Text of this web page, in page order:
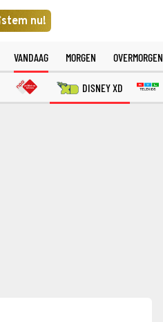
stem nu!
VANDAAG MORGEN OVERMORGEN
DISNEY XD